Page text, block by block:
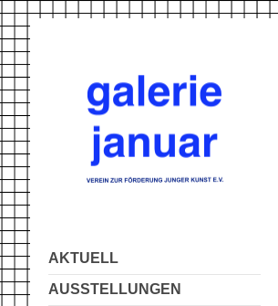
AKTUELL
AUSSTELLUNGEN